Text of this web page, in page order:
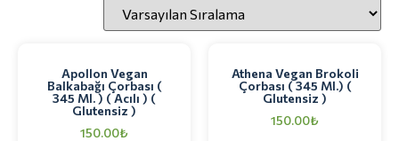
Apollon Vegan
Balkabağı Çorbası (
345 Ml. ) ( Acılı ) (
Glutensiz )
150.00₺
Athena Vegan Brokoli
Çorbası ( 345 Ml.) (
Glutensiz )
150.00₺